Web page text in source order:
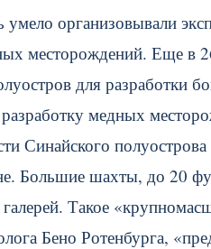
организовывали
месторождений. Еще в
для разработки
медных
Синайского
Большие шахты, до 20
Такое
Бено Ротенбурга,